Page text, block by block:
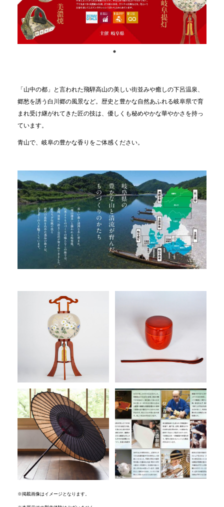
「山中の都」と言われた飛騨高山の美しい街並みや癒しの下呂温泉、
郷愁を誘う白川郷の風景など。歴史と豊かな自然あふれる岐阜県で育
まれ受け継がれてきた匠の技は、優しくも秘めやかな華やかさを持っ
ています。
青山で、岐阜の豊かな香りをご体感ください。
※掲載画像はイメージとなります。